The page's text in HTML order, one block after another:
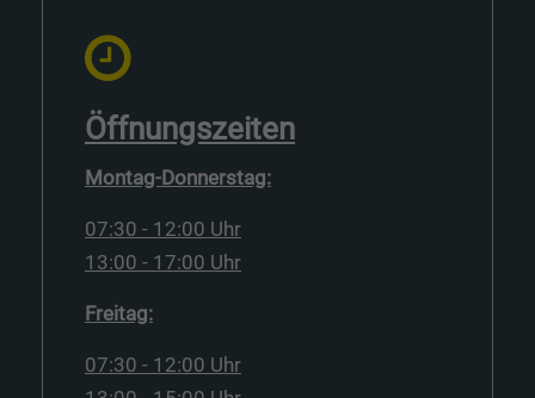
Öffnungszeiten
Montag-Donnerstag:
07:30 - 12:00 Uhr
13:00 - 17:00 Uhr
Freitag:
07:30 - 12:00 Uhr